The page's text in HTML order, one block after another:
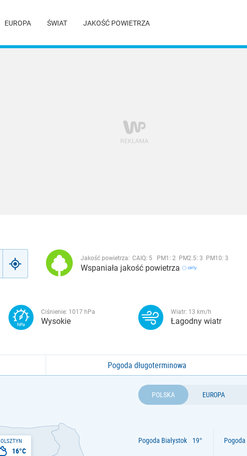
EUROPA ŚWIAT JAKOŚĆ POWIETRZA
Jakość powietrza: CAIQ: 5 PM1: 2 PM2.5: 3 PM10: 3
Wspaniała jakość powietrza
Ciśnienie: 1017 hPa
Wysokie
Wiatr: 13 km/h
Łagodny wiatr
Pogoda długoterminowa
OLSZTYN
16°C
POLSKA EUROPA
Pogoda Białystok